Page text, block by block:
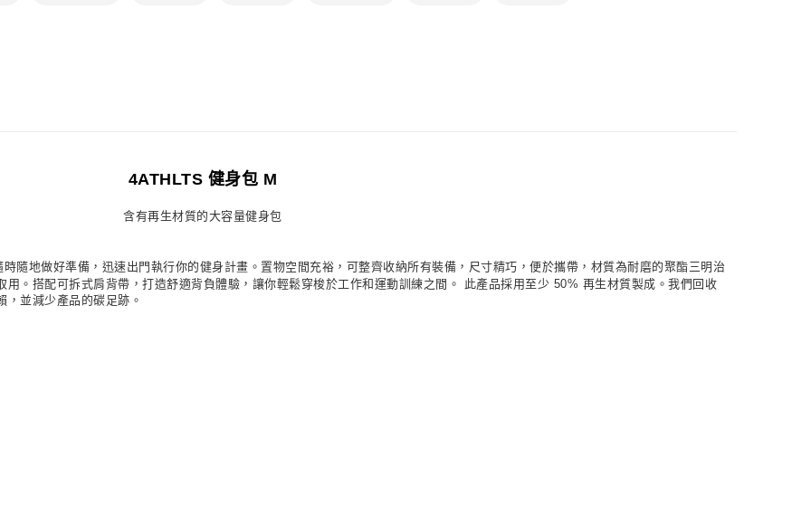
4ATHLTS 健身包 M
含有再生材質的大容量健身包
隨地做好準備，迅速出門執行你的健身計畫。置物空間充裕，可整齊收納所有裝備，尺寸精巧，便於攜帶，材質為耐磨的聚酯三明治
。搭配可拆式肩背帶，打造舒適背負體驗，讓你輕鬆穿梭於工作和運動訓練之間。 此產品採用至少 50% 再生材質製成。我們回收
並減少產品的碳足跡。